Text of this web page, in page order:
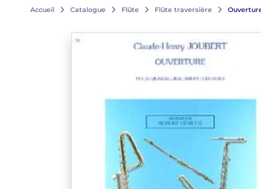
Accueil Catalogue Flûte Flûte traversière